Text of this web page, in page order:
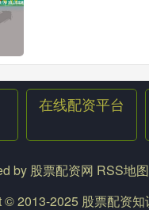
在线配资平台
by 股票配资网 RSS地图
© 2013-2025 股票配资知